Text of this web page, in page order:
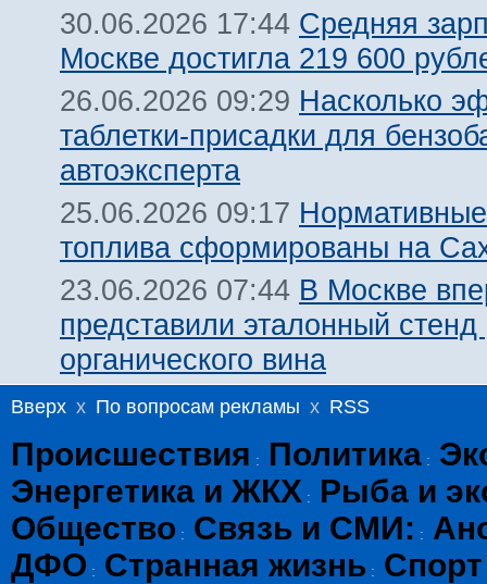
30.06.2026 17:44 Средняя
Москве достигла 219 600
26.06.2026 09:29 Насколько
таблетки-присадки для
автоэксперта
25.06.2026 09:17
топлива сформированы на
23.06.2026 07:44 В Москве
представили эталонный стенд
органического вина
Вверх x По вопросам рекламы x RSS
Происшествия : Политика :
Энергетика и ЖКХ :
Рыба и
Общество : Связь и СМИ: :
ДФО : Странная жизнь : Спорт